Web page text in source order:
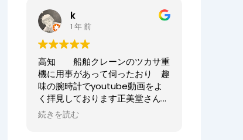
ル等、永くお付き合いいただけま
すと幸いです。
どうぞよろしくお願いいたしま
す。
正美堂時計店スタッフ
この度は数ある時計店の中から当
店へご来店いただき誠にありがと
うございました。
また、嬉しいまで、誠に口コミい
ただきありがとうございます。
大切な時計選びにお立ち会いでき
てとても嬉しかったです
またベルトのサイズが合わなくな
k
1 年 前
高知 船舶クレーンのツカサ重
機に用事があって伺ったおり 趣
味の腕時計でyoutube動画をよ
く拝見しております正美堂さん
へ 冷やかしで伺ってしまいまし
た ゴメンなさい 小心者ですか
続きを読む